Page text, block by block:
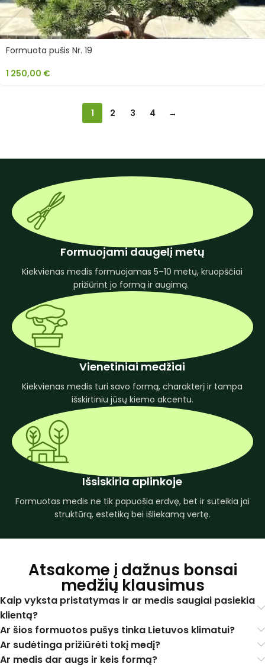
Formuota pušis Nr. 19
1 250,00 €
1 2 3 4 →
Formuojami daugelį metų
Kiekvienas medis formuojamas 5–10 metų, kruopščiai
prižiūrint jo formą ir augimą.
Vienetiniai medžiai
Kiekvienas medis turi savo formą, charakterį ir tampa
išskirtiniu jūsų kiemo akcentu.
Išsiskiria aplinkoje
Formuotas medis ne tik papuošia erdvę, bet ir suteikia jai
struktūrą, estetiką bei išliekamą vertę.
Atsakome į dažnus bonsai
medžių klausimus
Kaip vyksta pristatymas ir ar medis saugiai pasiekia
klientą?
Ar šios formuotos pušys tinka Lietuvos klimatui?
Ar sudėtinga prižiūrėti tokį medį?
Ar medis dar augs ir keis formą?